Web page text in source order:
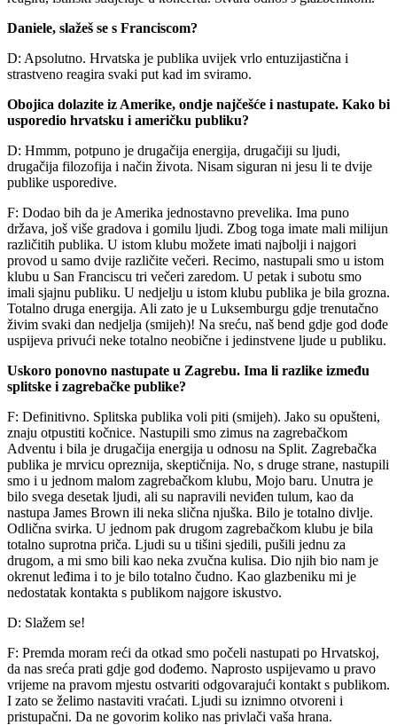
Daniele, slažeš se s Franciscom?
D: Apsolutno. Hrvatska je publika uvijek vrlo entuzijastična i
strastveno reagira svaki put kad im sviramo.
Obojica dolazite iz Amerike, ondje najčešće i nastupate. Kako bi
usporedio hrvatsku i američku publiku?
D: Hmmm, potpuno je drugačija energija, drugačiji su ljudi,
drugačija filozofija i način života. Nisam siguran ni jesu li te dvije
publike usporedive.
F: Dodao bih da je Amerika jednostavno prevelika. Ima puno
država, još više gradova i gomilu ljudi. Zbog toga imate mali milijun
različitih publika. U istom klubu možete imati najbolji i najgori
provod u samo dvije različite večeri. Recimo, nastupali smo u istom
klubu u San Franciscu tri večeri zaredom. U petak i subotu smo
imali sjajnu publiku. U nedjelju u istom klubu publika je bila grozna.
Totalno druga energija. Ali zato je u Luksemburgu gdje trenutačno
živim svaki dan nedjelja (smijeh)! Na sreću, naš bend gdje god dođe
uspijeva privući neke totalno neobične i jedinstvene ljude u publiku.
Uskoro ponovno nastupate u Zagrebu. Ima li razlike između
splitske i zagrebačke publike?
F: Definitivno. Splitska publika voli piti (smijeh). Jako su opušteni,
znaju otpustiti kočnice. Nastupili smo zimus na zagrebačkom
Adventu i bila je drugačija energija u odnosu na Split. Zagrebačka
publika je mrvicu opreznija, skeptičnija. No, s druge strane, nastupili
smo i u jednom malom zagrebačkom klubu, Mojo baru. Unutra je
bilo svega desetak ljudi, ali su napravili neviđen tulum, kao da
nastupa James Brown ili neka slična njuška. Bilo je totalno divlje.
Odlična svirka. U jednom pak drugom zagrebačkom klubu je bila
totalno suprotna priča. Ljudi su u tišini sjedili, pušili jednu za
drugom, a mi smo bili kao neka zvučna kulisa. Dio njih bio nam je
okrenut leđima i to je bilo totalno čudno. Kao glazbeniku mi je
nedostatak kontakta s publikom najgore iskustvo.
D: Slažem se!
F: Premda moram reći da otkad smo počeli nastupati po Hrvatskoj,
da nas sreća prati gdje god dođemo. Naprosto uspijevamo u pravo
vrijeme na pravom mjestu ostvariti odgovarajući kontakt s publikom.
I zato se želimo nastaviti vraćati. Ljudi su iznimno otvoreni i
pristupačni. Da ne govorim koliko nas privlači vaša hrana.